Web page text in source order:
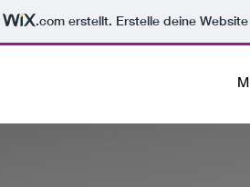
.com erstellt. Erstelle deine